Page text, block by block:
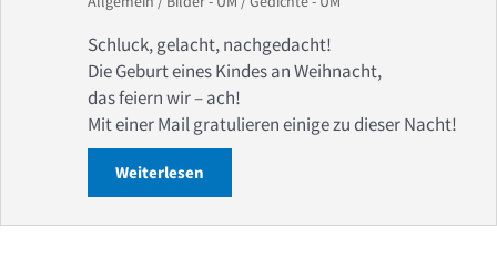
Schluck, gelacht, nachgedacht!
Die Geburt eines Kindes an Weihnacht,
das feiern wir – ach!
Mit einer Mail gratulieren einige zu dieser Nacht!
Weiterlesen